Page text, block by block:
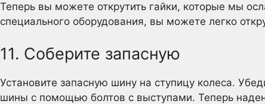
Теперь вы можете открутить гайки, которые мы
специального оборудования, вы можете легко
11. Соберите запасную
Установите запасную шину на ступицу колеса.
шины с помощью болтов с выступами. Теперь